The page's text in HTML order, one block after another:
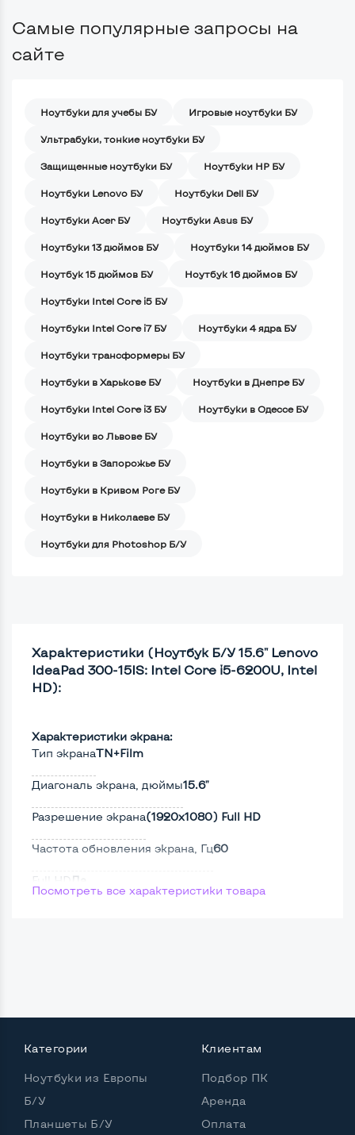
Самые популярные запросы на
сайте
Ноутбуки для учебы БУ Игровые ноутбуки БУ
Ультрабуки, тонкие ноутбуки БУ
Защищенные ноутбуки БУ Ноутбуки HP БУ
Ноутбуки Lenovo БУ Ноутбуки Dell БУ
Ноутбуки Acer БУ Ноутбуки Asus БУ
Ноутбуки 13 дюймов БУ Ноутбуки 14 дюймов БУ
Ноутбук 15 дюймов БУ Ноутбук 16 дюймов БУ
Ноутбуки Intel Core i5 БУ
Ноутбуки Intel Core i7 БУ Ноутбуки 4 ядра БУ
Ноутбуки трансформеры БУ
Ноутбуки в Харькове БУ Ноутбуки в Днепре БУ
Ноутбуки Intel Core i3 БУ Ноутбуки в Одессе БУ
Ноутбуки во Львове БУ
Ноутбуки в Запорожье БУ
Ноутбуки в Кривом Роге БУ
Ноутбуки в Николаеве БУ
Ноутбуки для Photoshop Б/У
Характеристики (Ноутбук Б/У 15.6" Lenovo
IdeaPad 300-15IS: Intel Core i5-6200U, Intel
HD):
Характеристики экрана:
Тип экранаTN+Film
Диагональ экрана, дюймы15.6"
Разрешение экрана(1920х1080) Full HD
Частота обновления экрана, Гц60
Full HD Да
Мощность:
Частота процессора (базовая-максимальная)
Intel Core i5-6200U (2,30 - 2,80 GHz)
Посмотреть все характеристики товара
Категории
Ноутбуки из Европы
Б/У
Планшеты Б/У
Клиентам
Подбор ПК
Аренда
Оплата